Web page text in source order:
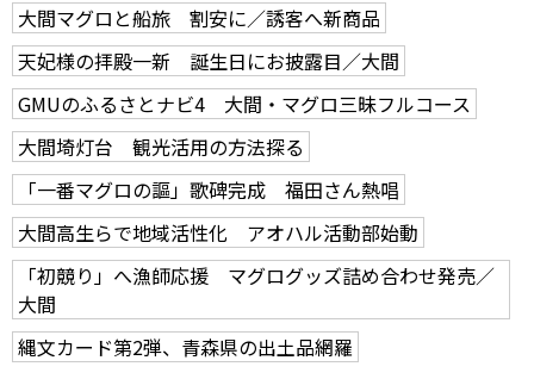
大間マグロと船旅 割安に／誘客へ新商品
天妃様の拝殿一新 誕生日にお披露目／大間
GMUのふるさとナビ4 大間・マグロ三昧フルコース
大間埼灯台 観光活用の方法探る
「一番マグロの謳」歌碑完成 福田さん熱唱
大間高生らで地域活性化 アオハル活動部始動
「初競り」へ漁師応援 マグログッズ詰め合わせ発売／
大間
縄文カード第2弾、青森県の出土品網羅